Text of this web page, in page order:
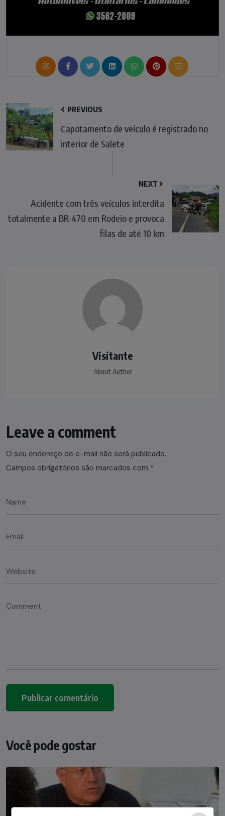
PREVIOUS
Capotamento de veículo é registrado no
interior de Salete
NEXT
Acidente com três veículos interdita
totalmente a BR-470 em Rodeio e provoca
filas de até 10 km
Visitante
About Author
Leave a comment
O seu endereço de e-mail não será publicado.
Campos obrigatórios são marcados com *
Você pode gostar